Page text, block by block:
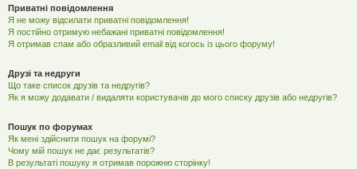
Приватні повідомлення
Я не можу відсилати приватні повідомлення!
Я постійно отримую небажані приватні повідомлення!
Я отримав спам або образливий email від когось із цього форуму!
Друзі та недруги
Що таке список друзів та недругів?
Як я можу додавати / видаляти користувачів до мого списку друзів або недругів?
Пошук по форумах
Як мені здійснити пошук на форумі?
Чому мій пошук не дає результатів?
В результаті пошуку я отримав порожню сторінку!